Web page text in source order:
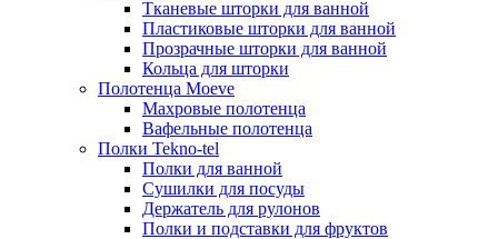
Тканевые шторки для ванной
Пластиковые шторки для ванной
Прозрачные шторки для ванной
Кольца для шторки
Полотенца Moeve
Махровые полотенца
Вафельные полотенца
Полки Tekno-tel
Полки для ванной
Сушилки для посуды
Держатель для рулонов
Полки и подставки для фруктов